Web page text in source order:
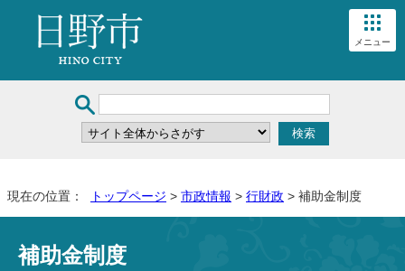
メニュー
現在の位置： トップページ > 市政情報 > 行財政 > 補助金制度
補助金制度